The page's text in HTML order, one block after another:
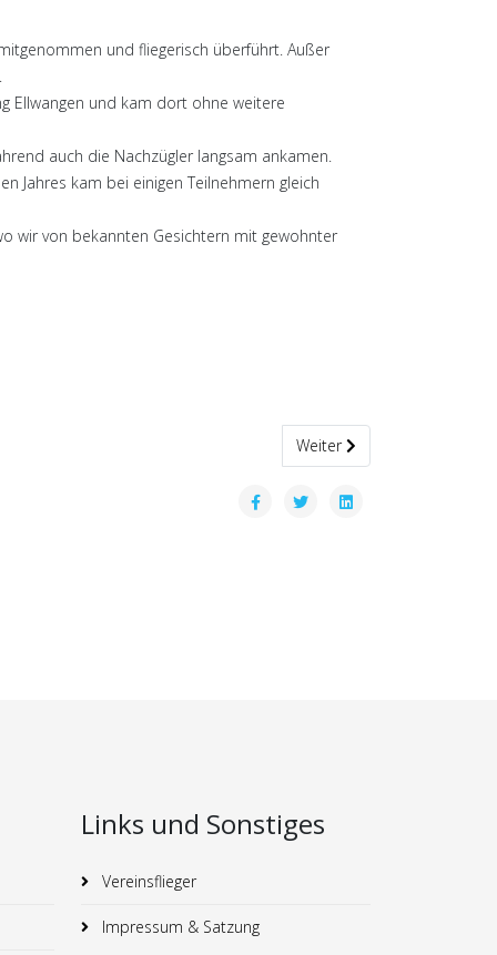
und fliegerisch überführt. Außer
Ellwangen und kam dort ohne weitere
auch die Nachzügler langsam ankamen.
Jahres kam bei einigen Teilnehmern gleich
wir von bekannten Gesichtern mit gewohnter
Nächster Beitrag: Endlich -
Weiter
Links und Sonstiges
Vereinsflieger
Impressum & Satzung